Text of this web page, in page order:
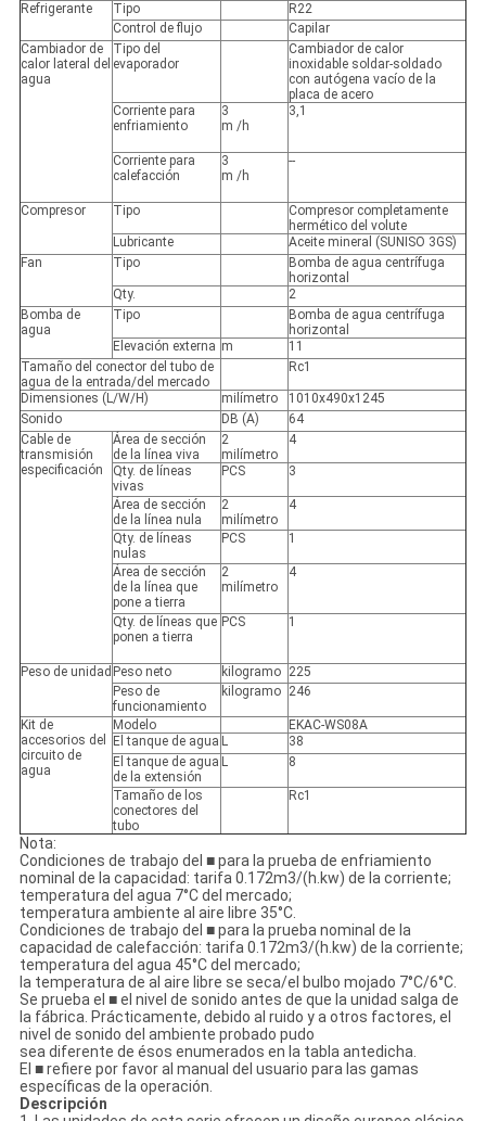
Refrigerante
Tipo
R22
Control de flujo
Capilar
Cambiador de
calor lateral del
agua
Tipo del
evaporador
Cambiador de calor
inoxidable soldar-soldado
con autógena vacío de la
placa de acero
Corriente para
enfriamiento
3
m /h
3,1
Corriente para
calefacción
3
m /h
--
Compresor Tipo
Compresor completamente
hermético del volute
Lubricante
Aceite mineral (SUNISO 3GS)
Fan
Tipo
Bomba de agua centrífuga
horizontal
Qty.
2
Bomba de
agua
Tipo
Bomba de agua centrífuga
horizontal
Elevación externa m
11
Tamaño del conector del tubo de
agua de la entrada/del mercado
Rc1
Dimensiones (L/W/H) milímetro
1010x490x1245
Sonido
DB (A)
64
Cable de
transmisión
especificación
Área de sección
de la línea viva
2
milímetro
4
Qty. de líneas
vivas
PCS 3
Área de sección
de la línea nula
2
milímetro
4
Qty. de líneas
nulas
PCS 1
Área de sección
de la línea que
pone a tierra
2
milímetro
4
Qty. de líneas que
ponen a tierra
PCS 1
Peso de unidad Peso neto kilogramo 225
Peso de
funcionamiento
kilogramo 246
Kit de
accesorios del
circuito de
agua
Modelo
EKAC-WS08A
El tanque de agua L
38
El tanque de agua
de la extensión
L 8
Tamaño de los
conectores del
tubo
Rc1
Nota:
Condiciones de trabajo del ■ para la prueba de enfriamiento
nominal de la capacidad: tarifa 0.172m3/(h.kw) de la corriente;
temperatura del agua 7°C del mercado;
temperatura ambiente al aire libre 35°C.
Condiciones de trabajo del ■ para la prueba nominal de la
capacidad de calefacción: tarifa 0.172m3/(h.kw) de la corriente;
temperatura del agua 45°C del mercado;
la temperatura de al aire libre se seca/el bulbo mojado 7°C/6°C.
Se prueba el ■ el nivel de sonido antes de que la unidad salga de
la fábrica. Prácticamente, debido al ruido y a otros factores, el
nivel de sonido del ambiente probado pudo
sea diferente de ésos enumerados en la tabla antedicha.
El ■ refiere por favor al manual del usuario para las gamas
específicas de la operación.
Descripción